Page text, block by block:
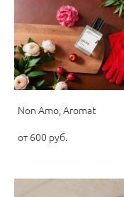
Non Amo, Aromat
от 600 pуб.